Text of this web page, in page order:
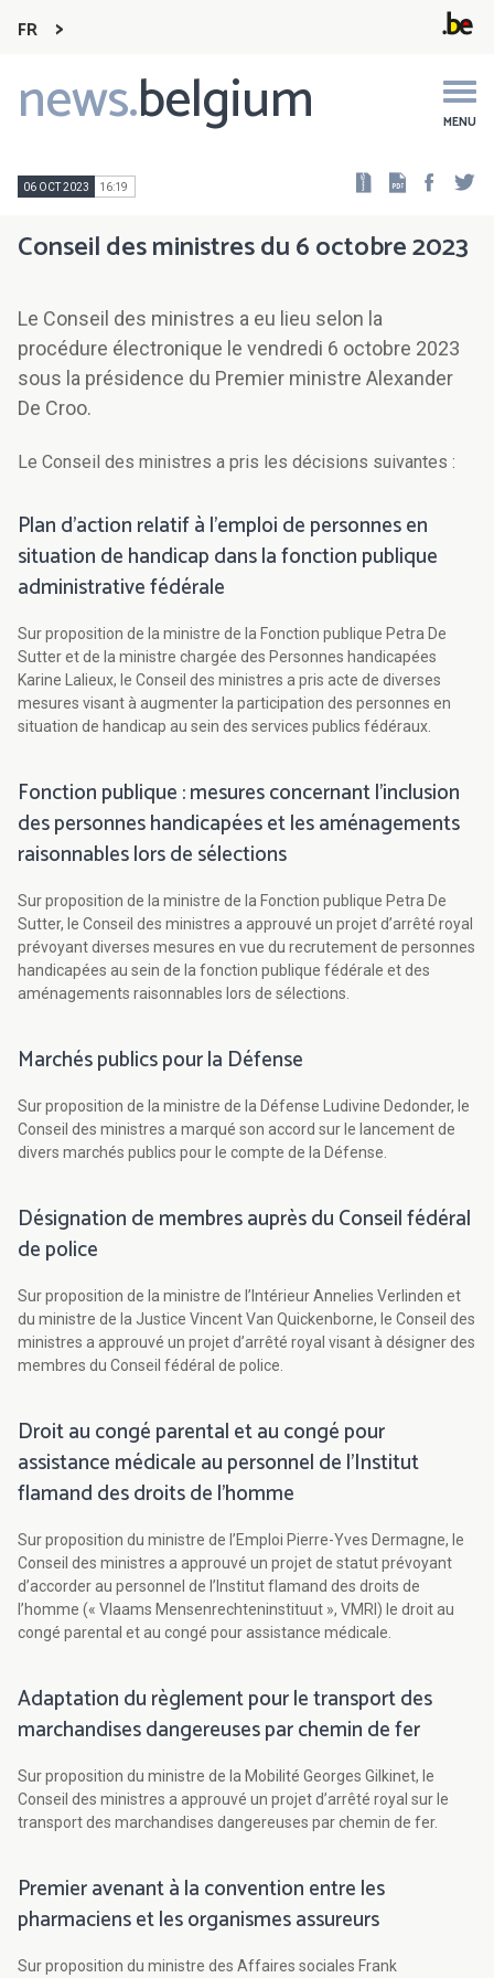
FR
news.belgium MENU
Main
navigation
06 OCT 2023 16:19
Conseil des ministres du 6 octobre 2023
Le Conseil des ministres a eu lieu selon la
procédure électronique le vendredi 6 octobre 2023
sous la présidence du Premier ministre Alexander
De Croo.
Le Conseil des ministres a pris les décisions suivantes :
Plan d’action relatif à l’emploi de personnes en
situation de handicap dans la fonction publique
administrative fédérale
Sur proposition de la ministre de la Fonction publique Petra De
Sutter et de la ministre chargée des Personnes handicapées
Karine Lalieux, le Conseil des ministres a pris acte de diverses
mesures visant à augmenter la participation des personnes en
situation de handicap au sein des services publics fédéraux.
Fonction publique : mesures concernant l’inclusion
des personnes handicapées et les aménagements
raisonnables lors de sélections
Sur proposition de la ministre de la Fonction publique Petra De
Sutter, le Conseil des ministres a approuvé un projet d’arrêté royal
prévoyant diverses mesures en vue du recrutement de personnes
handicapées au sein de la fonction publique fédérale et des
aménagements raisonnables lors de sélections.
Marchés publics pour la Défense
Sur proposition de la ministre de la Défense Ludivine Dedonder, le
Conseil des ministres a marqué son accord sur le lancement de
divers marchés publics pour le compte de la Défense.
Désignation de membres auprès du Conseil fédéral
de police
Sur proposition de la ministre de l’Intérieur Annelies Verlinden et
du ministre de la Justice Vincent Van Quickenborne, le Conseil des
ministres a approuvé un projet d’arrêté royal visant à désigner des
membres du Conseil fédéral de police.
Droit au congé parental et au congé pour
assistance médicale au personnel de l’Institut
flamand des droits de l’homme
Sur proposition du ministre de l’Emploi Pierre-Yves Dermagne, le
Conseil des ministres a approuvé un projet de statut prévoyant
d’accorder au personnel de l’Institut flamand des droits de
l’homme (« Vlaams Mensenrechteninstituut », VMRI) le droit au
congé parental et au congé pour assistance médicale.
Adaptation du règlement pour le transport des
marchandises dangereuses par chemin de fer
Sur proposition du ministre de la Mobilité Georges Gilkinet, le
Conseil des ministres a approuvé un projet d’arrêté royal sur le
transport des marchandises dangereuses par chemin de fer.
Premier avenant à la convention entre les
pharmaciens et les organismes assureurs
Sur proposition du ministre des Affaires sociales Frank